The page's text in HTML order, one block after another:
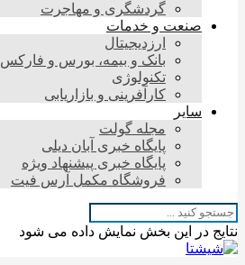
گردشگری و مهاجرت
صنعت و خدمات
ارزدیجیتال
بانک و بیمه، بورس و فارکس
تکنولوژی
کارآفرینی و بازاریابی
سایر
مجله گولت
پایگاه خبری آبان دیلی
پایگاه خبری پیشنهاد ویژه
فروشگاه مکمل آرس فیت
نتایج در این بخش نمایش داده می شود